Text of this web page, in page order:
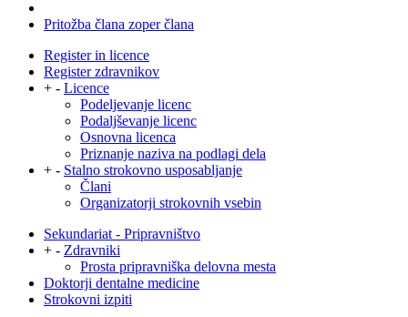
Pritožba člana zoper člana
Register in licence
Register zdravnikov
+ - Licence
Podeljevanje licenc
Podaljševanje licenc
Osnovna licenca
Priznanje naziva na podlagi dela
+ - Stalno strokovno usposabljanje
Člani
Organizatorji strokovnih vsebin
Sekundariat - Pripravništvo
+ - Zdravniki
Prosta pripravniška delovna mesta
Doktorji dentalne medicine
Strokovni izpiti